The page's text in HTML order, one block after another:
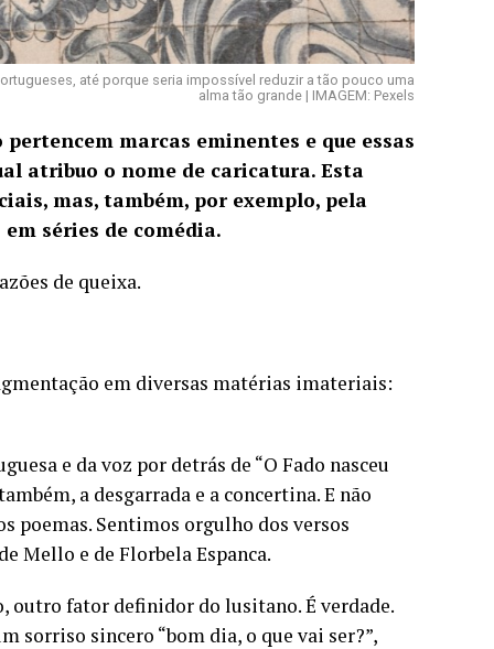
até porque seria impossível reduzir a tão pouco uma
alma tão grande | IMAGEM: Pexels
marcas eminentes e que essas
atribuo o nome de caricatura. Esta
mas, também, por exemplo, pela
séries de comédia.
de queixa.
em diversas matérias imateriais:
e da voz por detrás de “O Fado nasceu
a desgarrada e a concertina. E não
poemas. Sentimos orgulho dos versos
Mello e de Florbela Espanca.
outro fator definidor do lusitano. É verdade.
sorriso sincero “bom dia, o que vai ser?”,